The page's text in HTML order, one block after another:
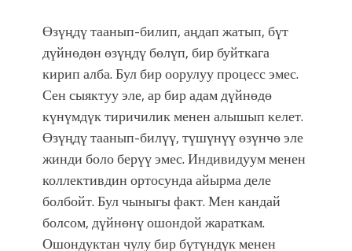
Өзүңдү таанып-билип, аңдап жатып, бүт
дүйнөдөн өзүңдү бөлүп, бир буйткага
кирип алба. Бул бир оорулуу процесс эмес.
Сен сыяктуу эле, ар бир адам дүйнөдө
күнүмдүк тиричилик менен алышып келет.
Өзүңдү таанып-билүү, түшүнүү өзүнчө эле
жинди боло берүү эмес. Индивидуум менен
коллективдин ортосунда айырма деле
болбойт. Бул чыныгы факт. Мен кандай
болсом, дүйнөнү ошондой жараткам.
Ошондуктан чулу бир бүтүндүк менен